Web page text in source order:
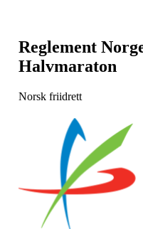
Reglement
Halvmaraton
Norsk friidrett